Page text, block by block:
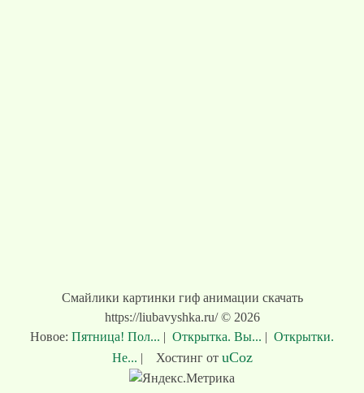
Смайлики картинки гиф анимации скачать
https://liubavyshka.ru/ © 2026
Новое: Пятница! Пол... | Открытка. Вы... | Открытки.
Не... | Хостинг от uCoz